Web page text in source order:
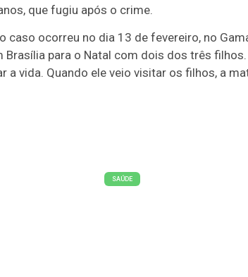
que fugiu após o crime.
ocorreu no dia 13 de fevereiro, no
para o Natal com dois dos três filhos.
vida. Quando ele veio visitar os filhos, a
SAÚDE